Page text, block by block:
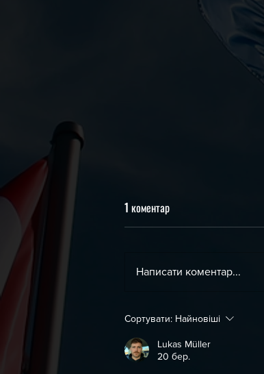
1 коментар
Написати коментар...
Сортувати: Найновіші
Lukas Müller
20 бер.